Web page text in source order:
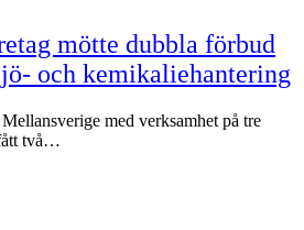
mötte dubbla förbud
och kemikaliehantering
med verksamhet på tre
två…